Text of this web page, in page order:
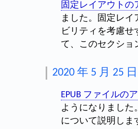
固定レイアウトの
ました。固定レ
ビリティを考慮
て、このセクショ
2020 年 5 月 25
EPUB ファイルの
ようになりました
について説明しま